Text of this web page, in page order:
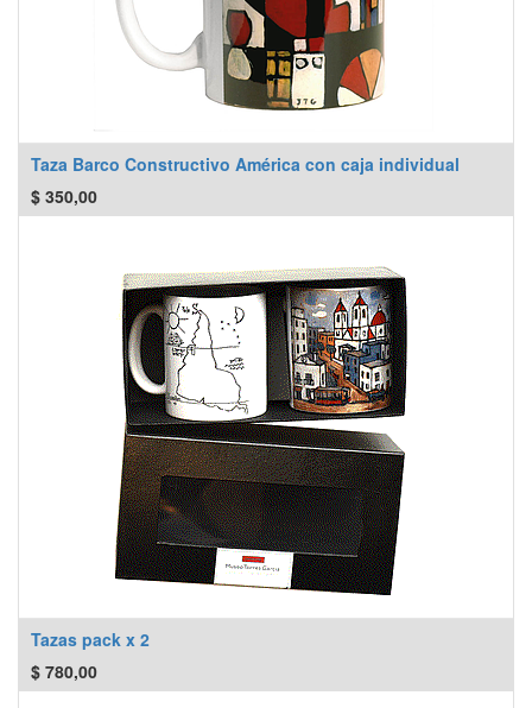
Taza Barco Constructivo América con caja individual
$ 350,00
Tazas pack x 2
$ 780,00